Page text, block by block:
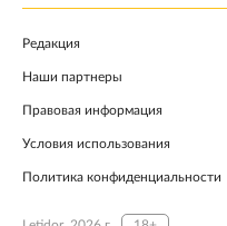
Редакция
Наши партнеры
Правовая информация
Условия использования
Политика конфиденциальности